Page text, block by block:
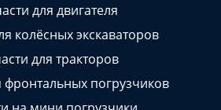
для двигателя
колёсных экскаваторов
для тракторов
фронтальных погрузчиков